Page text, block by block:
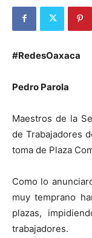
#RedesOaxaca
Pedro Parola
Maestros de la
de Trabajadores
toma de Plaza
Como lo
muy temprano
plazas,
trabajadores.